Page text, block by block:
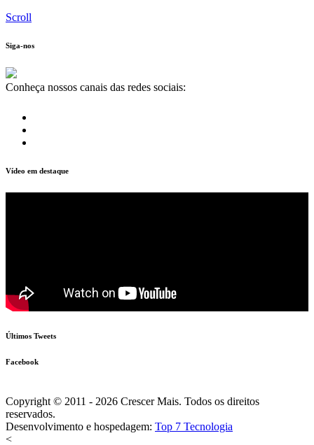
Scroll
Siga-nos
Conheça nossos canais das redes sociais:
Vídeo em destaque
Últimos Tweets
Facebook
Copyright © 2011 - 2026 Crescer Mais. Todos os direitos
reservados.
Desenvolvimento e hospedagem: Top 7 Tecnologia
<